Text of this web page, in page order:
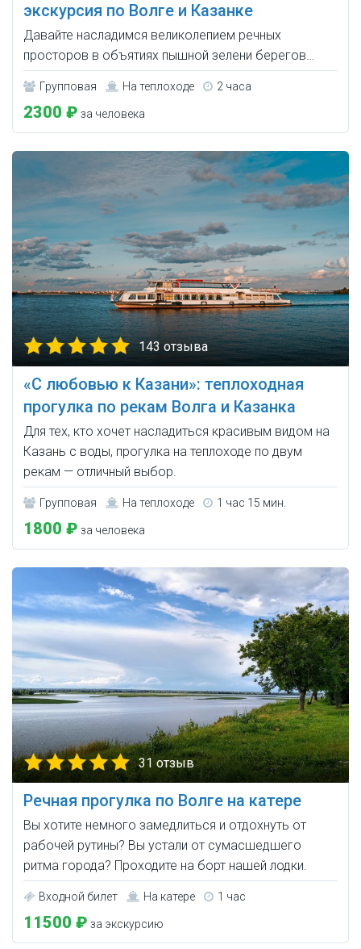
экскурсия по Волге и Казанке
Давайте насладимся великолепием речных
просторов в объятиях пышной зелени берегов…
Групповая На теплоходе 2 часа
2300 ₽ за человека
143 отзыва
«С любовью к Казани»: теплоходная
прогулка по рекам Волга и Казанка
Для тех, кто хочет насладиться красивым видом на
Казань с воды, прогулка на теплоходе по двум
рекам — отличный выбор.
Групповая На теплоходе 1 час 15 мин.
1800 ₽ за человека
31 отзыв
Речная прогулка по Волге на катере
Вы хотите немного замедлиться и отдохнуть от
рабочей рутины? Вы устали от сумасшедшего
ритма города? Проходите на борт нашей лодки.
Входной билет На катере 1 час
11500 ₽ за экскурсию